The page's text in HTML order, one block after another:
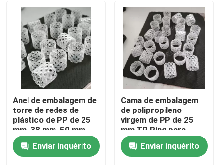
Anel de embalagem de
torre de redes de
plástico de PP de 25
mm, 38 mm, 50 mm
para unidade de ureia
na indústria de
fertilizantes
Enviar inquérito
Cama de embalagem
de polipropileno
virgem de PP de 25
mm TP Ring para
planta de ureia
Enviar inquérito